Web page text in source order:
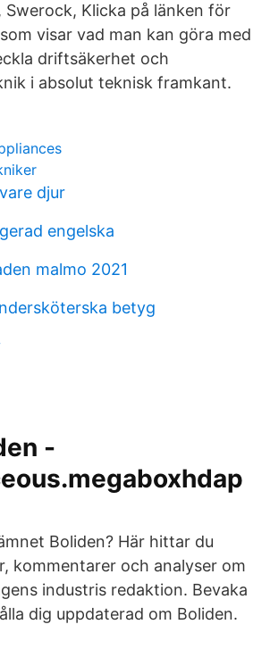
Swerock, Klicka på länken för
visar vad man kan göra med
driftsäkerhet och
i absolut teknisk framkant.
djur
engelska
malmo 2021
betyg
-
Boliden? Här hittar du
kommentarer och analyser om
industris redaktion. Bevaka
dig uppdaterad om Boliden.